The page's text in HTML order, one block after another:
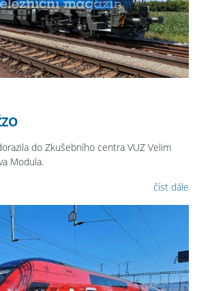
do Zkušebního centra VUZ Velim
Modula.
číst dále